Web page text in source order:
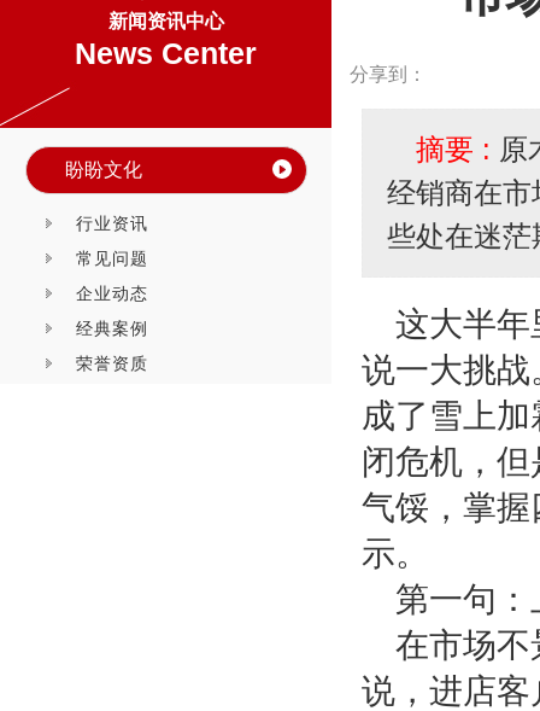
新闻资讯中心
News Center
盼盼文化
行业资讯
常见问题
企业动态
经典案例
荣誉资质
分享到：
摘要 : 原
经销商在
些处在迷
这大半年
说一大挑
成了雪上加
闭危机，
气馁，掌
示。
第一句
在市场不
说，进店